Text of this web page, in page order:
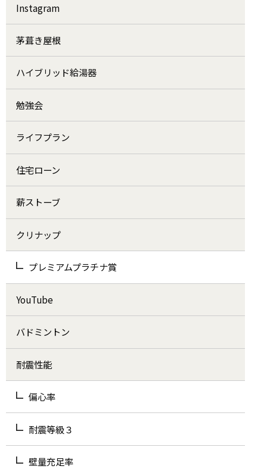
Instagram
茅葺き屋根
ハイブリッド給湯器
勉強会
ライフプラン
住宅ローン
薪ストーブ
クリナップ
プレミアムプラチナ賞
YouTube
バドミントン
耐震性能
偏心率
耐震等級３
壁量充足率